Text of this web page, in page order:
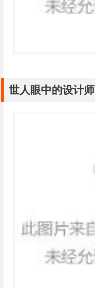
世人眼中的设计师